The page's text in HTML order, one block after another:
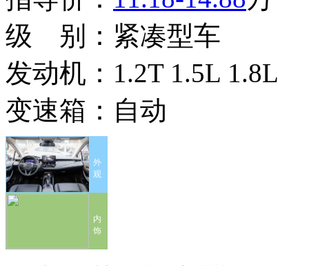
级 别： 紧凑型车
发动机： 1.2T 1.5L 1.8L
变速箱： 自动
外
观
内
饰